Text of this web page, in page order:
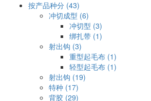
按产品种分 (43)
冲切成型 (6)
冲切型 (3)
绑扎带 (1)
射出钩 (3)
重型起毛布 (1)
轻型起毛布 (1)
射出钩 (19)
特种 (17)
背胶 (29)